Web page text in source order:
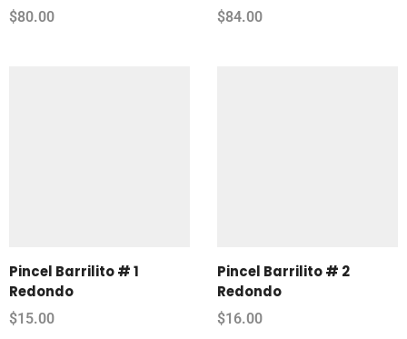
$80.00 $84.00
Pincel Barrilito # 1
Redondo
$15.00
Pincel Barrilito # 2
Redondo
$16.00